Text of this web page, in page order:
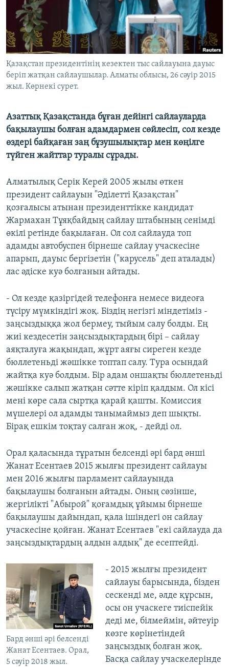
ЖАЗЫЛЫҢЫЗ
Басқа тілдерде
Қазақстан президентінің кезектен тыс сайлауына дауыс
беріп жатқан сайлаушылар. Алматы облысы, 26 сәуір 2015
жыл. Көрнекі сурет.
Азаттық Қазақстанда бұған дейінгі сайлауларда
бақылаушы болған адамдармен сөйлесіп, сол кезде
өздері байқаған заң бұзушылықтар мен көңілге
түйген жайттар туралы сұрады.
Алматылық Серік Керей 2005 жылы өткен
президент сайлауын "Әділетті Қазақстан"
қозғалысы атынан президенттікке кандидат
Жармахан Тұяқбайдың сайлау штабының сенімді
өкілі ретінде бақылаған. Ол сол сайлауда топ
адамды автобуспен бірнеше сайлау учаскесіне
апарып, дауыс бергізетін ("карусель" деп аталады)
лас әдіске куә болғанын айтады.
- Ол кезде қазіргідей телефонға немесе видеоға
түсіру мүмкіндігі жоқ. Біздің негізгі міндетіміз -
заңсыздыққа жол бермеу, тыйым салу болды. Ең
жиі кездесетін заңсыздықтардың бірі – сайлау
аяқталуға жақындап, жұрт аяғы сиреген кезде
бюллетеньді жәшікке топтап салу. Тура осындай
жайтқа куә болдым. Бір адам оншақты бюллетеньді
жәшікке салып жатқан сәтте кіріп қалдым. Ол кісі
мені көре сала сыртқа қарай қашты. Комиссия
мүшелері ол адамды танымаймыз деп шықты.
Бірақ ешкім тоқтау салған жоқ, - дейді ол.
Орал қаласында тұратын белсенді әрі бард әнші
Жанат Есентаев 2015 жылғы президент сайлауы
мен 2016 жылғы парламент сайлауында
бақылаушы болғанын айтады. Оның сөзінше,
жергілікті "Абырой" қоғамдық ұйымы бірнеше
бақылаушы дайындап, қала ішіндегі он сайлау
учаскесіне қойған. Жанат Есентаев "екі сайлауда да
заңсыздықтардың алдын алдық" де есептейді.
Бард әнші әрі белсенді
Жанат Есентаев. Орал,
5 сәуір 2018 жыл.
- 2015 жылғы президент
сайлауы барысында, бізден
сескенді ме, әлде құрсын,
осы он учаскеге тиіспейік
деді ме, білмеймін, әйтеуір
көзге көрінетіндей
заңсыздық болған жоқ.
Басқа сайлау учаскелерінде